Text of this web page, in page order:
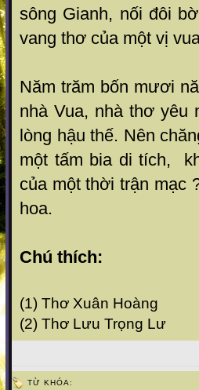
sông Gianh, nối đôi
vang thơ của một vị
Năm trăm bốn mươi
nhà Vua, nhà thơ yêu
lòng hậu thế. Nên
một tấm bia di tích,
của một thời trận mạc
hoa.
Chú thích:
(1) Thơ Xuân Hoàng
(2) Thơ Lưu Trọng Lư
TỪ KHÓA: